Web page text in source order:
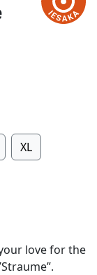
XL
love for the